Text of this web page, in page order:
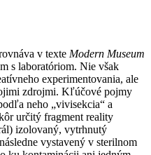
v texte Modern Museum
s laboratóriom. Nie však
experimentovania, ale
zdrojmi. Kľúčové pojmy
neho „vivisekcia“ a
určitý fragment reality
izolovaný, vytrhnutý
vystavený v sterilnom